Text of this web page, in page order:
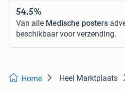
54,5%
Van alle Medische posters
beschikbaar voor verzending.
Home Heel Marktplaats